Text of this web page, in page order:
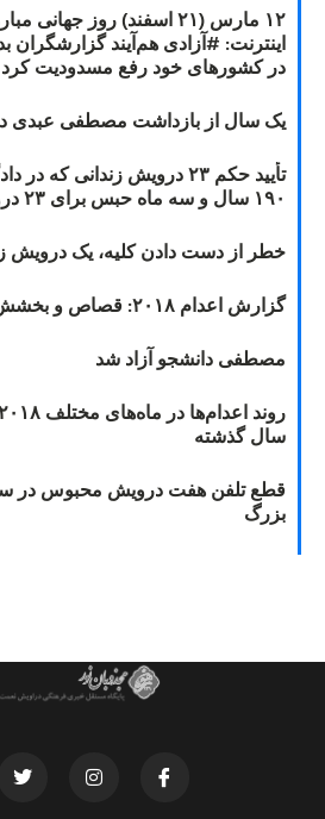
۱۲ مارس (۲۱ اسفند) روز
در کشورهای خود رفع مسدودیت کرد
یک سال از بازداشت مصطفی عبدی
تأیید حکم ۲۳ درویش زندانی
۱۹۰ سال و سه ماه حبس برای ۲۳ درویش گنابادی قطعی شد
خطر از دست دادن کلیه، یک درویش
گزارش اعدام ۲۰۱۸: قصاص و بخشش
مصطفی دانشجو آزاد شد
سال گذشته
قطع تلفن هفت درویش محبوس در
بزرگ